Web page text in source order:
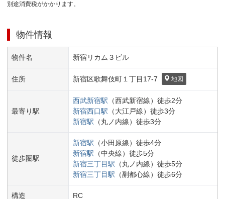
別途消費税がかかります。
物件情報
物件名 新宿リカム３ビル
住所 新宿区歌舞伎町１丁目 17-7 地図
最寄り駅
西武新宿駅 （西武新宿線） 徒歩2分
新宿西口駅 （大江戸線） 徒歩3分
新宿駅 （丸ノ内線） 徒歩3分
徒歩圏駅
新宿駅 （小田原線） 徒歩4分
新宿駅 （中央線） 徒歩5分
新宿三丁目駅 （丸ノ内線） 徒歩5分
新宿三丁目駅 （副都心線） 徒歩6分
構造 RC